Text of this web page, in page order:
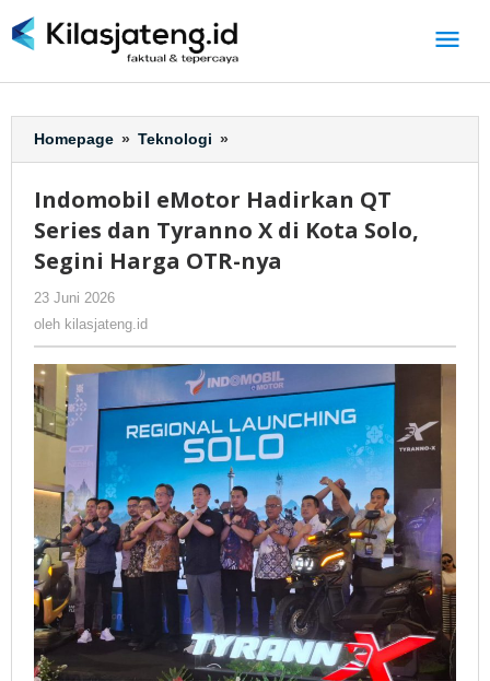
ke
Homepage » Teknologi »
eMotor
QT
Series
dan
Tyranno
Kota
Solo,
Segini
Harga
OTR-
nya
Indomobil eMotor Hadirkan QT
Series dan Tyranno X di Kota Solo,
Segini Harga OTR-nya
23 Juni 2026
kilasjateng.id
oleh kilasjateng.id